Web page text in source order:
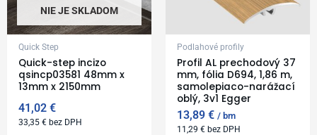
NIE JE SKLADOM
Quick Step
Quick-step incizo
qsincp03581 48mm x
13mm x 2150mm
41,02€
33,35€ bez DPH
Podlahové profily
Profil AL prechodový 37
mm, fólia D694, 1,86 m,
samolepiaco-narážací
oblý, 3v1 Egger
13,89€ bm
11,29€ bez DPH